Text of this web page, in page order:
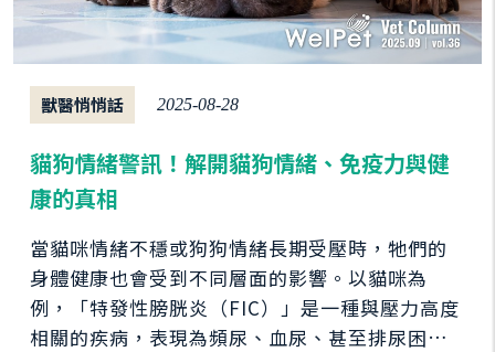
獸醫悄悄話 2025-08-28
貓狗情緒警訊！解開貓狗情緒、免疫力與健
康的真相
當貓咪情緒不穩或狗狗情緒長期受壓時，牠們的
身體健康也會受到不同層面的影響。以貓咪為
例，「特發性膀胱炎（FIC）」是一種與壓力高度
相關的疾病，表現為頻尿、血尿、甚至排尿困